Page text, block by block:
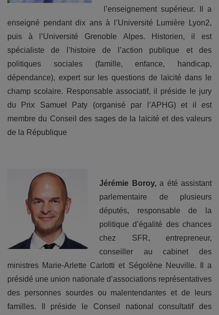
l’enseignement supérieur. Il a
enseigné pendant dix ans à l’Université Lumière Lyon2,
puis à l’Université Grenoble Alpes. Historien, il est
spécialiste de l’histoire de l’action publique et des
politiques sociales (famille, enfance, handicap,
dépendance), expert sur les questions de laïcité dans le
champ scolaire. Responsable associatif, il préside le jury
du Prix Samuel Paty (organisé par l’APHG) et il est
membre du Conseil des sages de la laïcité et des valeurs
de la République
Jérémie Boroy, a été assistant
parlementaire de plusieurs
députés, responsable de la
politique d’égalité des chances
chez SFR, entrepreneur,
conseiller au cabinet des
ministres Marie-Arlette Carlotti et Ségolène Neuville. Il a
présidé une union nationale d’associations représentatives
des personnes sourdes ou malentendantes et de leurs
familles. Il préside le Conseil national consultatif des